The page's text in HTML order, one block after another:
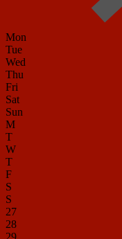
Mon
Tue
Wed
Thu
Fri
Sat
Sun
M
T
W
T
F
S
S
27
28
29